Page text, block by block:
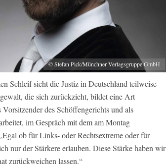
© Stefan Pick/Münchner Verlagsgruppe GmbH
Schleif sieht die Justiz in Deutschland teilweise
die sich zurückzieht, bildet eine Art
des Schöffengerichts und als
im Gespräch mit dem am Montag
ob für Links- oder Rechtsextreme oder für
nur der Stärkere erlauben. Diese Stärke haben wir
zurückweichen lassen.“